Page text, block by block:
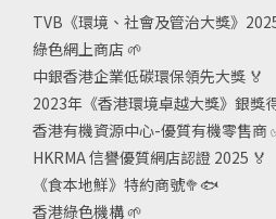
TVB《環境、社會及管治大獎》
綠色網上商店 🌱
中銀香港企業低碳環保領先大獎 🏅
2023年《香港環境卓越大獎》銀獎
香港有機資源中心-優質有機零售商
HKRMA 信譽優質網店認證 2025 🏅
《食本地鮮》特約商號🥦🐟
香港綠色機構 🌱